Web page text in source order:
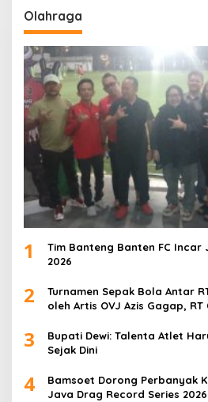
Olahraga
1
Tim Banteng Banten FC Incar
2026
2
Turnamen Sepak Bola Antar
oleh Artis OVJ Azis Gagap, RT
3
Bupati Dewi: Talenta Atlet
Sejak Dini
4
Bamsoet Dorong Perbanyak
Java Drag Record Series